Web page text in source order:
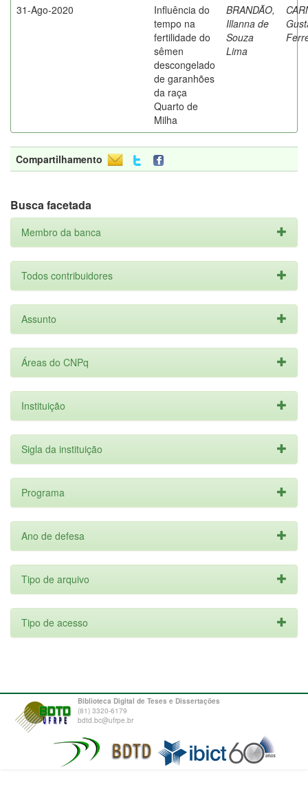
31-Ago-2020
Influência do
tempo na
fertilidade do
sêmen
descongelado
de garanhões
da raça
Quarto de
Milha
BRANDÃO,
Illanna de
Souza
Lima
Compartilhamento
Busca facetada
Membro da banca
Todos contribuidores
Assunto
Áreas do CNPq
Instituição
Sigla da instituição
Programa
Ano de defesa
Tipo de arquivo
Tipo de acesso
Biblioteca Digital de Teses e Dissertações
(81) 3320-6179
bdtd.bc@ufrpe.br